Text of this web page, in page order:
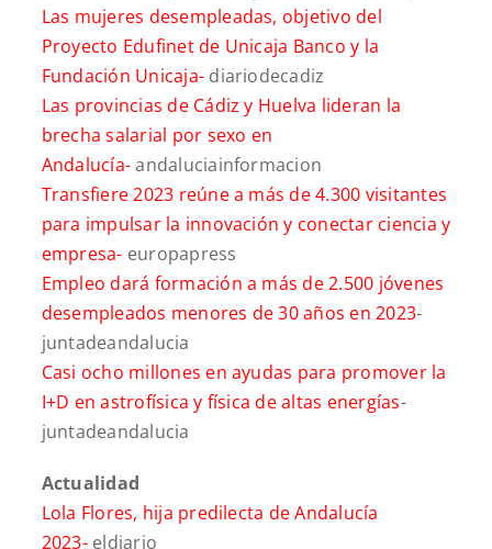
Las mujeres desempleadas, objetivo del
Proyecto Edufinet de Unicaja Banco y la
Fundación Unicaja- diariodecadiz
Las provincias de Cádiz y Huelva lideran la
brecha salarial por sexo en
Andalucía-andaluciainformacion
Transfiere 2023 reúne a más de 4.300 visitantes
para impulsar la innovación y conectar ciencia y
empresa- europapress
Empleo dará formación a más de 2.500 jóvenes
desempleados menores de 30 años en 2023-
juntadeandalucia
Casi ocho millones en ayudas para promover la
I+D en astrofísica y física de altas energías-
juntadeandalucia
Actualidad
Lola Flores, hija predilecta de Andalucía
2023- eldiario